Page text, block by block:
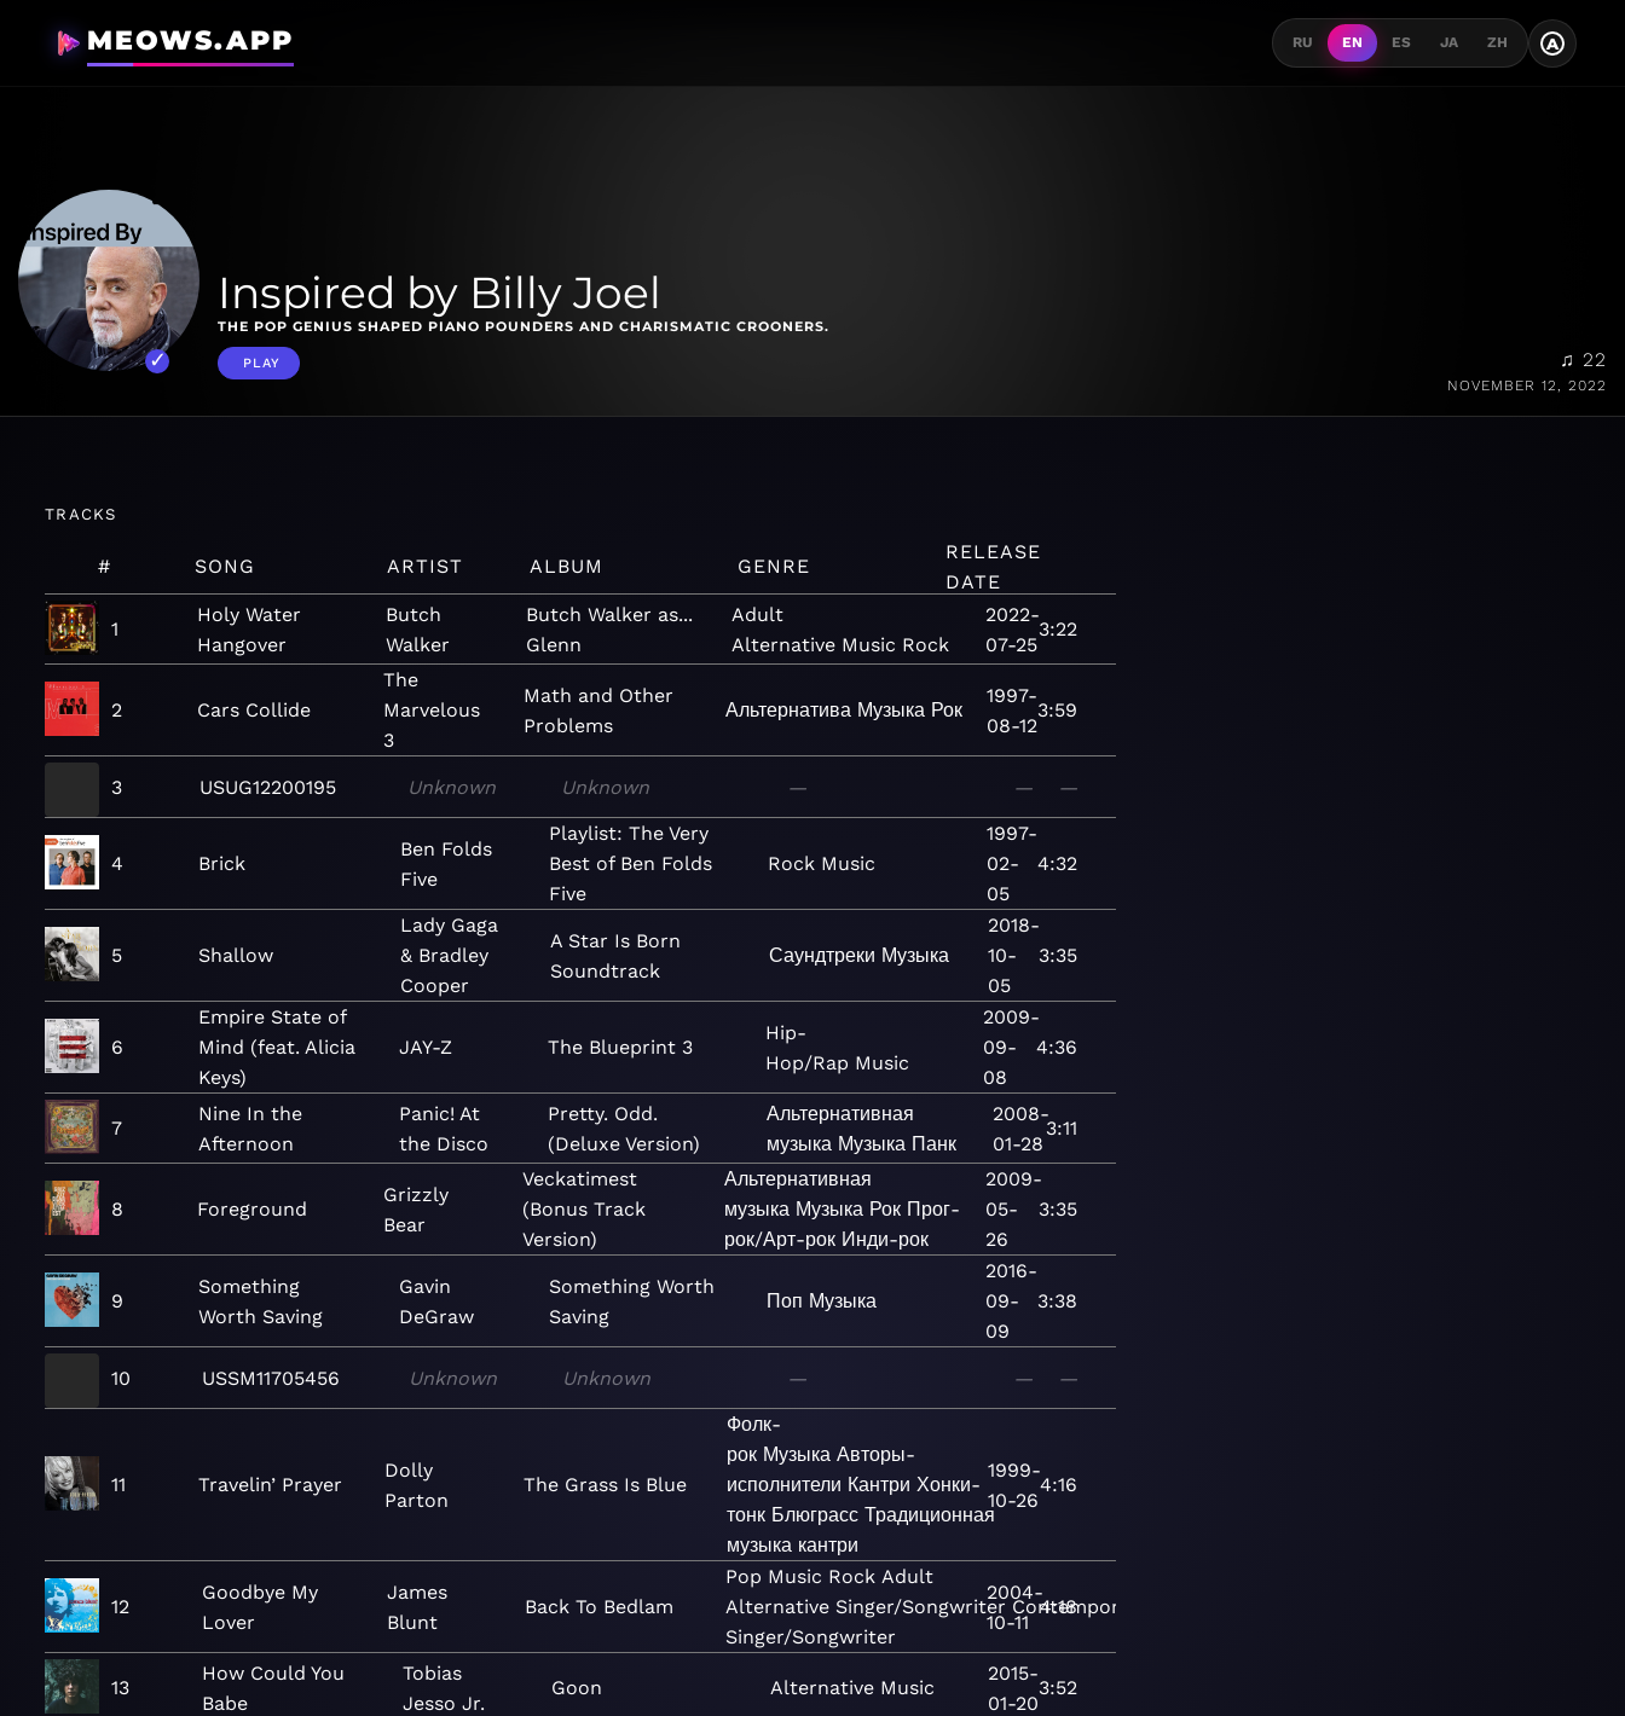
MEOWS.APP RU EN ES JA ZH A
Inspired by Billy Joel
THE POP GENIUS SHAPED PIANO POUNDERS AND CHARISMATIC CROONERS.
PLAY ♫ 22
NOVEMBER 12, 2022
TRACKS
# SONG ARTIST ALBUM GENRE
RELEASE
DATE
1
Holy Water
Hangover
Butch
Walker
Butch Walker as...
Glenn
Adult
Alternative Music Rock
2022-
07-25
3:22
2 Cars Collide
The
Marvelous
3
Math and Other
Problems
Альтернатива Музыка Рок
1997-
08-12
3:59
3 USUG12200195 Unknown Unknown — — —
4 Brick
Ben Folds
Five
Playlist: The Very
Best of Ben Folds
Five
Rock Music
1997-
02-
05
4:32
5 Shallow
Lady Gaga
& Bradley
Cooper
A Star Is Born
Soundtrack
Саундтреки Музыка
2018-
10-
05
3:35
6
Empire State of
Mind (feat. Alicia
Keys)
JAY-Z The Blueprint 3
Hip-
Hop/Rap Music
2009-
09-
08
4:36
7
Nine In the
Afternoon
Panic! At
the Disco
Pretty. Odd.
(Deluxe Version)
Альтернативная
музыка Музыка Панк
2008-
01-28
3:11
8 Foreground
Grizzly
Bear
Veckatimest
(Bonus Track
Version)
Альтернативная
музыка Музыка Рок Прог-
рок/Арт-рок Инди-рок
2009-
05-
26
3:35
9
Something
Worth Saving
Gavin
DeGraw
Something Worth
Saving
Поп Музыка
2016-
09-
09
3:38
10 USSM11705456 Unknown Unknown — — —
11 Travelin’ Prayer
Dolly
Parton
The Grass Is Blue
Фолк-
рок Музыка Авторы-
исполнители Кантри Хонки-
тонк Блюграсс Традиционная
музыка кантри
1999-
10-26
4:16
12
Goodbye My
Lover
James
Blunt
Back To Bedlam
Pop Music Rock Adult
Alternative Singer/Songwriter Contemporary
Singer/Songwriter
2004-
10-11
4:18
13
How Could You
Babe
Tobias
Jesso Jr.
Goon Alternative Music
2015-
01-20
3:52